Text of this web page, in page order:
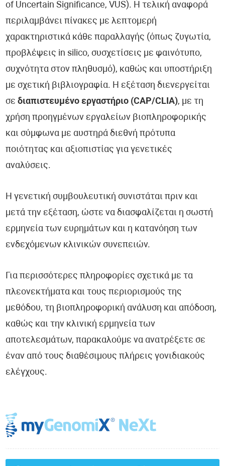
of Uncertain Significance, VUS). Η τελική αναφορά
περιλαμβάνει πίνακες με λεπτομερή
χαρακτηριστικά κάθε παραλλαγής (όπως ζυγωτία,
προβλέψεις in silico, συσχετίσεις με φαινότυπο,
συχνότητα στον πληθυσμό), καθώς και υποστήριξη
με σχετική βιβλιογραφία. Η εξέταση διενεργείται
σεδιαπιστευμένο εργαστήριο (CAP/CLIA), με τη
χρήση προηγμένων εργαλείων βιοπληροφορικής
και σύμφωνα με αυστηρά διεθνή πρότυπα
ποιότητας και αξιοπιστίας για γενετικές
αναλύσεις.
Η γενετική συμβουλευτική συνιστάται πριν και
μετά την εξέταση, ώστε να διασφαλίζεται η σωστή
ερμηνεία των ευρημάτων και η κατανόηση των
ενδεχόμενων κλινικών συνεπειών.
Για περισσότερες πληροφορίες σχετικά με τα
πλεονεκτήματα και τους περιορισμούς της
μεθόδου, τη βιοπληροφορική ανάλυση και απόδοση,
καθώς και την κλινική ερμηνεία των
αποτελεσμάτων, παρακαλούμε να ανατρέξετε σε
έναν από τους διαθέσιμους πλήρεις γονιδιακούς
ελέγχους.